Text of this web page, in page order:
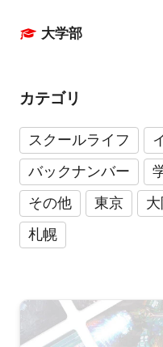
大学部
カテゴリ
スクールライフ
バックナンバー
その他
東京 大
札幌